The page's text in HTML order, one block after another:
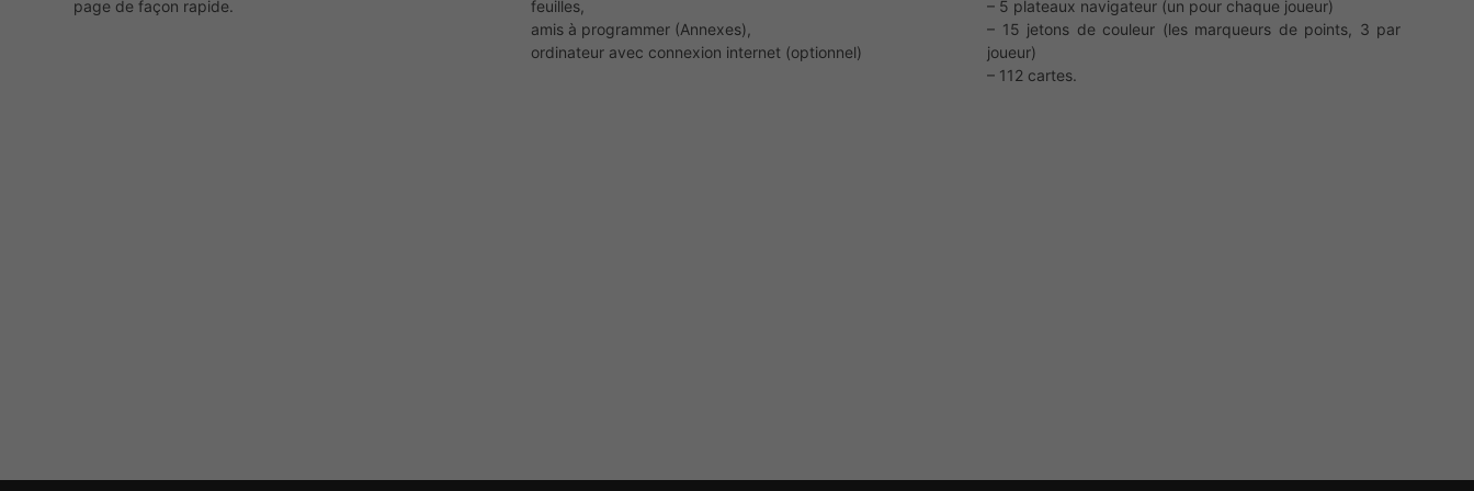
page de façon rapide.
feuilles,
amis à programmer (Annexes),
ordinateur avec connexion internet (optionnel)
– 5 plateaux navigateur (un pour chaque joueur)
– 15 jetons de couleur (les marqueurs de points, 3 par
joueur)
– 112 cartes.